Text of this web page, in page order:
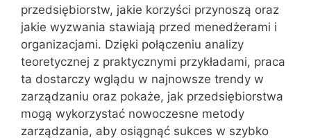
przedsiębiorstw, jakie korzyści przynoszą oraz
jakie wyzwania stawiają przed menedżerami i
organizacjami. Dzięki połączeniu analizy
teoretycznej z praktycznymi przykładami, praca
ta dostarczy wglądu w najnowsze trendy w
zarządzaniu oraz pokaże, jak przedsiębiorstwa
mogą wykorzystać nowoczesne metody
zarządzania, aby osiągnąć sukces w szybko